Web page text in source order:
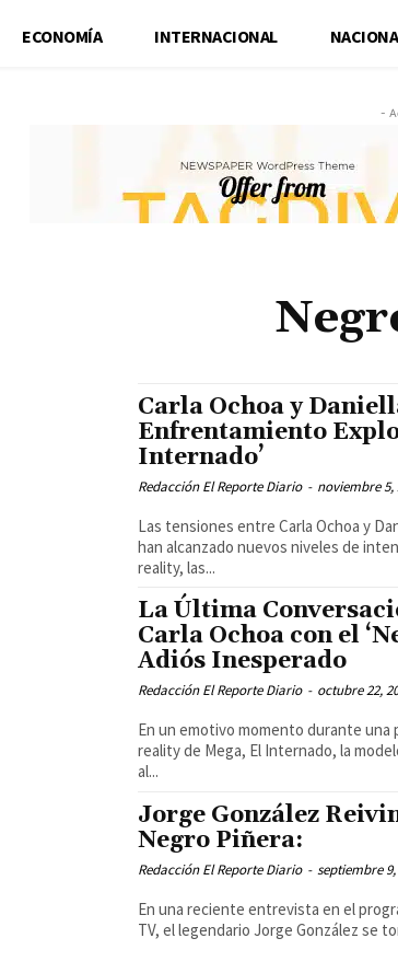
ECONOMÍA INTERNACIONAL
-
Carla Ochoa y
Enfrentamiento
Internado’
Redacción El Reporte Diario - noviembre 5,
Las tensiones entre Carla Ochoa y
han alcanzado nuevos niveles de
reality, las...
La Última
Carla Ochoa con el
Adiós Inesperado
Redacción El Reporte Diario - octubre 22,
En un emotivo momento durante una
reality de Mega, El Internado, la
al...
Jorge González
Negro Piñera:
Redacción El Reporte Diario - septiembre 9,
En una reciente entrevista en el
TV, el legendario Jorge González se